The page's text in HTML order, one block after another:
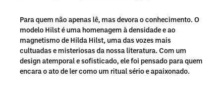
Para quem não apenas lê, mas devora o conhecimento. O
modelo Hilst é uma homenagem à densidade e ao
magnetismo de Hilda Hilst, uma das vozes mais
cultuadas e misteriosas da nossa literatura. Com um
design atemporal e sofisticado, ele foi pensado para quem
encara o ato de ler como um ritual sério e apaixonado.